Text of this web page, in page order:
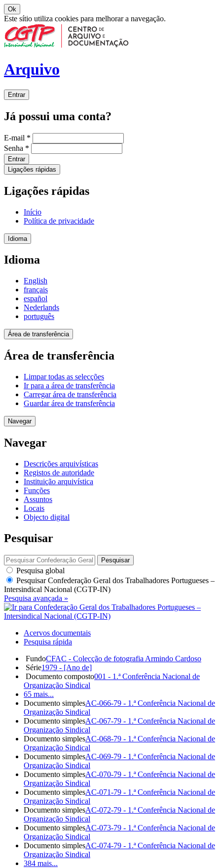
Ok
Este sítio utiliza cookies para melhorar a navegação.
Arquivo
Entrar
Já possui uma conta?
E-mail *
Senha *
Entrar
Ligações rápidas
Ligações rápidas
Início
Política de privacidade
Idioma
Idioma
English
français
español
Nederlands
português
Área de transferência
Área de transferência
Limpar todas as selecções
Ir para a área de transferência
Carregar área de transferência
Guardar área de transferência
Navegar
Navegar
Descrições arquivísticas
Registos de autoridade
Instituição arquivística
Funções
Assuntos
Locais
Objecto digital
Pesquisar
Pesquisar
Pesquisa global
PesquisarConfederação Geral dos Trabalhadores Portugueses –
Intersindical Nacional (CGTP-IN)
Pesquisa avançada »
Acervos documentais
Pesquisa rápida
FundoCFAC - Colecção de fotografia Armindo Cardoso
Série1979 - [Ano de]
Documento composto001 - 1.ª Conferência Nacional de
Organização Sindical
65 mais...
Documento simplesAC-066-79 - 1.ª Conferência Nacional de
Organização Sindical
Documento simplesAC-067-79 - 1.ª Conferência Nacional de
Organização Sindical
Documento simplesAC-068-79 - 1.ª Conferência Nacional de
Organização Sindical
Documento simplesAC-069-79 - 1.ª Conferência Nacional de
Organização Sindical
Documento simplesAC-070-79 - 1.ª Conferência Nacional de
Organização Sindical
Documento simplesAC-071-79 - 1.ª Conferência Nacional de
Organização Sindical
Documento simplesAC-072-79 - 1.ª Conferência Nacional de
Organização Sindical
Documento simplesAC-073-79 - 1.ª Conferência Nacional de
Organização Sindical
Documento simplesAC-074-79 - 1.ª Conferência Nacional de
Organização Sindical
384 mais...